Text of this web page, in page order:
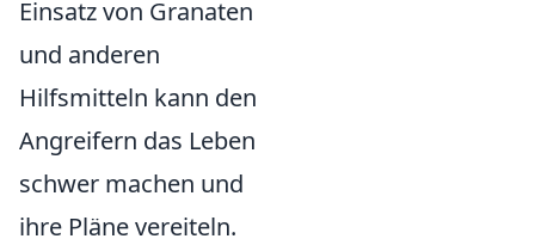
Einsatz von Granaten
und anderen
Hilfsmitteln kann den
Angreifern das Leben
schwer machen und
ihre Pläne vereiteln.